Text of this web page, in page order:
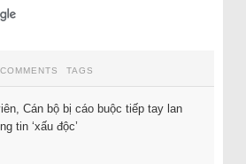
COMMENTS TAGS
Cán bộ bị cáo buộc tiếp tay lan
tin ‘xấu độc’